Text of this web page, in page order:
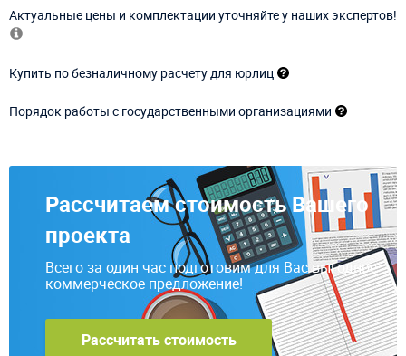
Актуальные цены и комплектации уточняйте у наших экспертов!
Купить по безналичному расчету для юрлиц
Порядок работы с государственными организациями
Рассчитаем стоимость Вашего
проекта
Всего за один час подготовим для Вас выгодное
коммерческое предложение!
Рассчитать стоимость